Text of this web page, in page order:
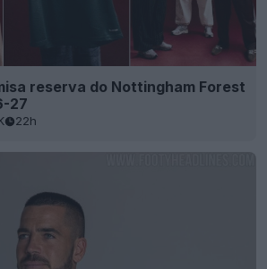
reserva do Nottingham Forest
27
22h